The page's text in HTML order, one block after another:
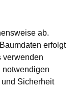
ab.
erfolgt
verwenden
notwendigen
und Sicherheit